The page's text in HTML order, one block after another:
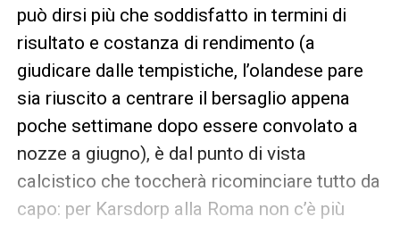
può dirsi più che soddisfatto in termini di
risultato e costanza di rendimento (a
giudicare dalle tempistiche, l’olandese pare
sia riuscito a centrare il bersaglio appena
poche settimane dopo essere convolato a
nozze a giugno), è dal punto di vista
calcistico che toccherà ricominciare tutto da
capo: per Karsdorp alla Roma non c’è più